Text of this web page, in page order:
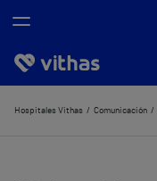
Nosotros
Hospitales Vithas Comunicación